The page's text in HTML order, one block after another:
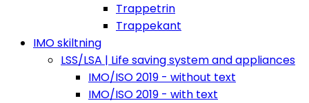
Trappetrin
Trappekant
IMO skiltning
LSS/LSA | Life saving system and appliances
IMO/ISO 2019 - without text
IMO/ISO 2019 - with text